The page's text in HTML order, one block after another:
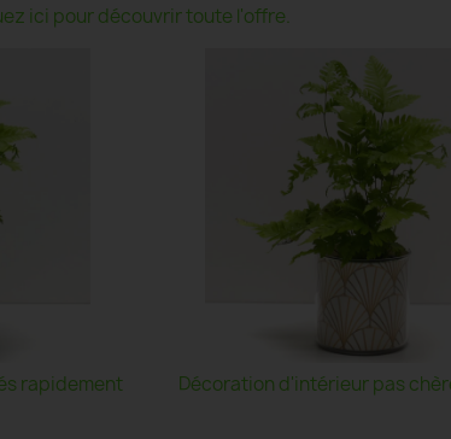
ici pour découvrir toute l'offre.
rapidement
Décoration d'intérieur pas